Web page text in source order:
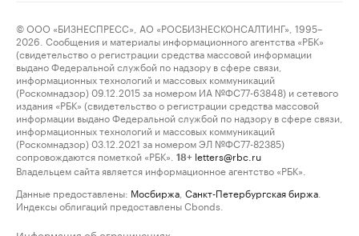
© ООО «БИЗНЕСПРЕСС», АО «РОСБИЗНЕСКОНСАЛТИНГ», 1995–
2026. Сообщения и материалы информационного агентства «РБК»
(свидетельство о регистрации средства массовой информации
выдано Федеральной службой по надзору в сфере связи,
информационных технологий и массовых коммуникаций
(Роскомнадзор) 09.12.2015 за номером ИА №ФС77-63848) и сетевого
издания «РБК» (свидетельство о регистрации средства массовой
информации выдано Федеральной службой по надзору в сфере связи,
информационных технологий и массовых коммуникаций
(Роскомнадзор) 03.12.2021 за номером ЭЛ №ФС77-82385)
сопровождаются пометкой «РБК».
18+ letters@rbc.ru
Владельцем сайта является информационное агентство «РБК».
Данные предоставлены: Мосбиржа Санкт-Петербургская биржа
Индексы облигаций предоставлены Cbonds.